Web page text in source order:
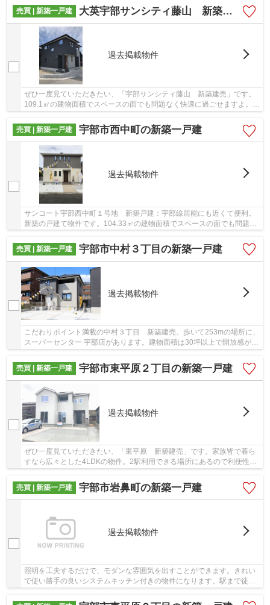
売買 | 新築一戸建
大英宇部サンシティ藤山 新築建売
過去掲載物件
ぜひ一度見ていただきたい、「宇部サンシティ藤山 新築建売」です。
109.1㎡の建物面積でスペースの面でも問題なく快適に過ごせますよ。シ
ステムキッチン付きの物件です。経済面での圧...
売買 | 新築一戸建
宇部市西中町の新築一戸建
過去掲載物件
サンコート宇部西中町１号地 新築戸建：宇部線居能にも近くて便利。
新築の戸建て物件です。104.33㎡の建物面積でスペースの面でも問題な
売買 | 新築一戸建
宇部市中村３丁目の新築一戸建
過去掲載物件
こだわりポイント満載の中村３丁目 新築建売。歩いて253mの場所に、
スーパーセンター 宇部店があります。建物面積は30坪以上で開放感があ
売買 | 新築一戸建
宇部市東平原２丁目の新築一戸建
過去掲載物件
ぜひ一度見ていただきたい、「東平原 新築建売」です。家族皆で暮ら
すなら広々とした4LDKの物件。2駅利用できる場所にあるので利便性が
売買 | 新築一戸建
宇部市岩鼻町の新築一戸建
過去掲載物件
照明を工夫するだけで、モダンな雰囲気を出すことができます。きれい
で使い勝手の良いシステムキッチン付きの物件になります。駅まで徒歩5